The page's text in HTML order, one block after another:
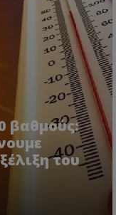
βαθμούς:
του